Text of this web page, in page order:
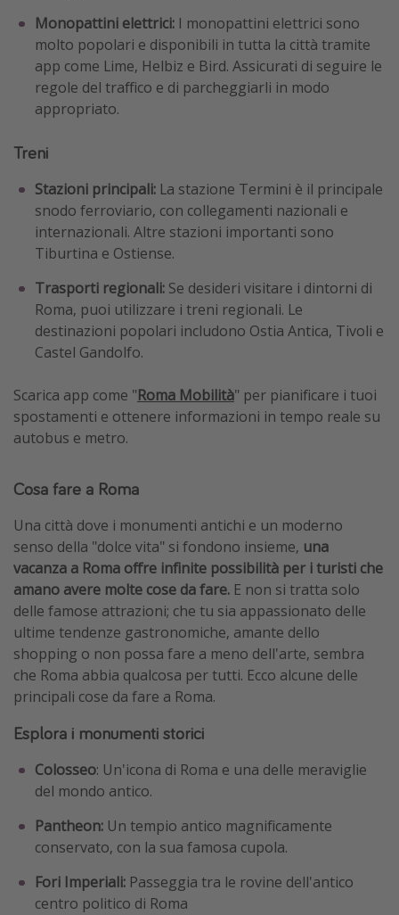
Monopattini elettrici: I monopattini elettrici sono
molto popolari e disponibili in tutta la città tramite
app come Lime, Helbiz e Bird. Assicurati di seguire le
regole del traffico e di parcheggiarli in modo
appropriato.
Treni
Stazioni principali: La stazione Termini è il principale
snodo ferroviario, con collegamenti nazionali e
internazionali. Altre stazioni importanti sono
Tiburtina e Ostiense.
Trasporti regionali: Se desideri visitare i dintorni di
Roma, puoi utilizzare i treni regionali. Le
destinazioni popolari includono Ostia Antica, Tivoli e
Castel Gandolfo.
Scarica app come "Roma Mobilità" per pianificare i tuoi
spostamenti e ottenere informazioni in tempo reale su
autobus e metro.
Cosa fare a Roma
Una città dove i monumenti antichi e un moderno
senso della "dolce vita" si fondono insieme, una
vacanza a Roma offre infinite possibilità per i turisti che
amano avere molte cose da fare. E non si tratta solo
delle famose attrazioni; che tu sia appassionato delle
ultime tendenze gastronomiche, amante dello
shopping o non possa fare a meno dell'arte, sembra
che Roma abbia qualcosa per tutti. Ecco alcune delle
principali cose da fare a Roma.
Esplora i monumenti storici
Colosseo: Un'icona di Roma e una delle meraviglie
del mondo antico.
Pantheon: Un tempio antico magnificamente
conservato, con la sua famosa cupola.
Fori Imperiali: Passeggia tra le rovine dell'antico
centro politico di Roma